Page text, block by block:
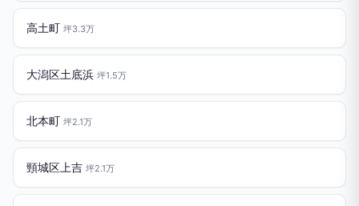
高土町 坪3.3万
大潟区土底浜 坪1.5万
北本町 坪2.1万
頸城区上吉 坪2.1万